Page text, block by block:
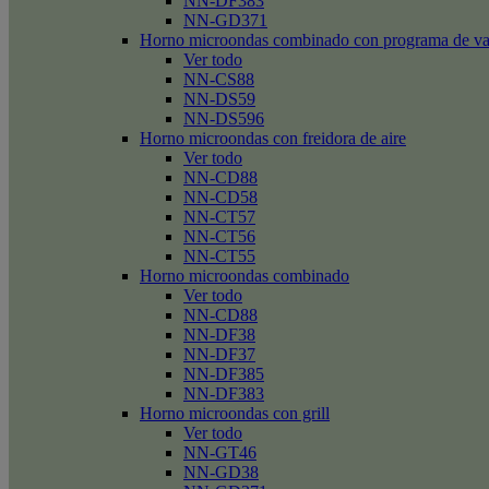
NN-GD371
Horno microondas combinado con programa de
Ver todo
NN-CS88
NN-DS59
NN-DS596
Horno microondas con freidora de aire
Ver todo
NN-CD88
NN-CD58
NN-CT57
NN-CT56
NN-CT55
Horno microondas combinado
Ver todo
NN-CD88
NN-DF38
NN-DF37
NN-DF385
NN-DF383
Horno microondas con grill
Ver todo
NN-GT46
NN-GD38